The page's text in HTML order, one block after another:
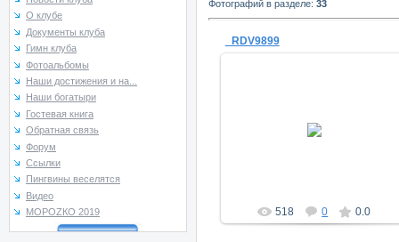
О клубе
Документы клуба
Гимн клуба
Фотоальбомы
Наши достижения и на...
Наши богатыри
Гостевая книга
Обратная связь
Форум
Ссылки
Пингвины веселятся
Видео
МОРОZКО 2019
Фотографий в разделе: 33
_RDV9899
518 0 0.0